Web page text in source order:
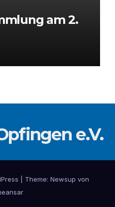
am 2.
am
e.V.
Theme: Newsup von